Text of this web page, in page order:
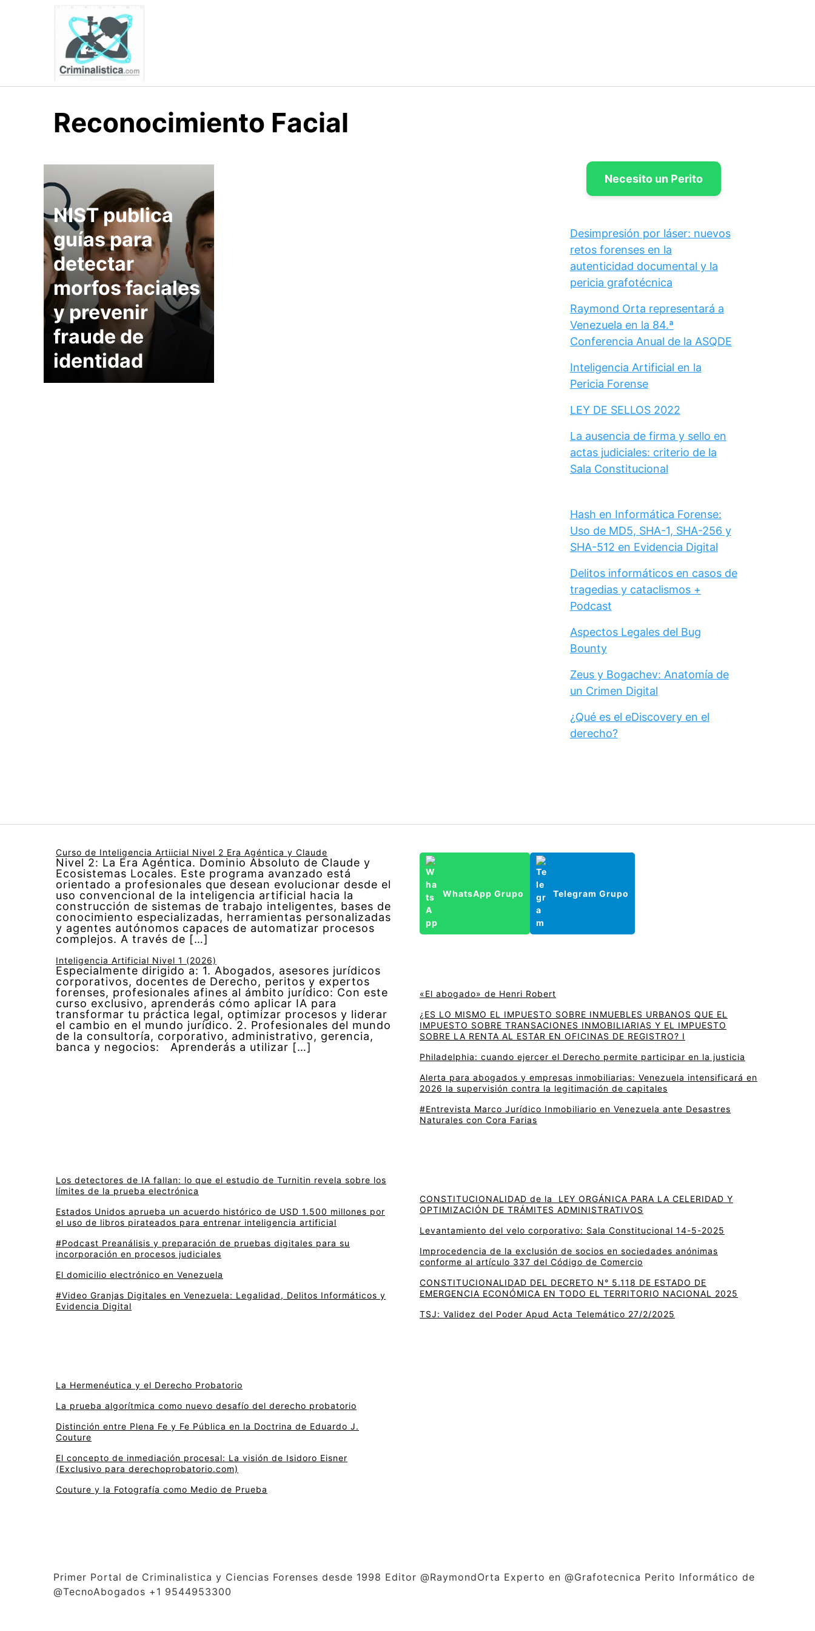
Reconocimiento Facial
NIST publica
guías para
detectar
morfos faciales
y prevenir
fraude de
identidad
Necesito un Perito
Desimpresión por láser: nuevos
retos forenses en la
autenticidad documental y la
pericia grafotécnica
Raymond Orta representará a
Venezuela en la 84.ª
Conferencia Anual de la ASQDE
Inteligencia Artificial en la
Pericia Forense
LEY DE SELLOS 2022
La ausencia de firma y sello en
actas judiciales: criterio de la
Sala Constitucional
Hash en Informática Forense:
Uso de MD5, SHA-1, SHA-256 y
SHA-512 en Evidencia Digital
Delitos informáticos en casos de
tragedias y cataclismos +
Podcast
Aspectos Legales del Bug
Bounty
Zeus y Bogachev: Anatomía de
un Crimen Digital
¿Qué es el eDiscovery en el
derecho?
Curso de Inteligencia Artiicial Nivel 2 Era Agéntica y Claude
Nivel 2: La Era Agéntica. Dominio Absoluto de Claude y
Ecosistemas Locales. Este programa avanzado está
orientado a profesionales que desean evolucionar desde el
uso convencional de la inteligencia artificial hacia la
construcción de sistemas de trabajo inteligentes, bases de
conocimiento especializadas, herramientas personalizadas
y agentes autónomos capaces de automatizar procesos
complejos. A través de […]
Inteligencia Artificial Nivel 1 (2026)
Especialmente dirigido a: 1. Abogados, asesores jurídicos
corporativos, docentes de Derecho, peritos y expertos
forenses, profesionales afines al ámbito jurídico: Con este
curso exclusivo, aprenderás cómo aplicar IA para
transformar tu práctica legal, optimizar procesos y liderar
el cambio en el mundo jurídico. 2. Profesionales del mundo
de la consultoría, corporativo, administrativo, gerencia,
banca y negocios: Aprenderás a utilizar […]
Los detectores de IA fallan: lo que el estudio de Turnitin revela sobre los
límites de la prueba electrónica
Estados Unidos aprueba un acuerdo histórico de USD 1.500 millones por
el uso de libros pirateados para entrenar inteligencia artificial
#Podcast Preanálisis y preparación de pruebas digitales para su
incorporación en procesos judiciales
El domicilio electrónico en Venezuela
#Video Granjas Digitales en Venezuela: Legalidad, Delitos Informáticos y
Evidencia Digital
La Hermenéutica y el Derecho Probatorio
La prueba algorítmica como nuevo desafío del derecho probatorio
Distinción entre Plena Fe y Fe Pública en la Doctrina de Eduardo J.
Couture
El concepto de inmediación procesal: La visión de Isidoro Eisner
(Exclusivo para derechoprobatorio.com)
Couture y la Fotografía como Medio de Prueba
WhatsApp Grupo Telegram Grupo
«El abogado» de Henri Robert
¿ES LO MISMO EL IMPUESTO SOBRE INMUEBLES URBANOS QUE EL
IMPUESTO SOBRE TRANSACIONES INMOBILIARIAS Y EL IMPUESTO
SOBRE LA RENTA AL ESTAR EN OFICINAS DE REGISTRO? I
Philadelphia: cuando ejercer el Derecho permite participar en la justicia
Alerta para abogados y empresas inmobiliarias: Venezuela intensificará en
2026 la supervisión contra la legitimación de capitales
#Entrevista Marco Jurídico Inmobiliario en Venezuela ante Desastres
Naturales con Cora Farias
CONSTITUCIONALIDAD de la LEY ORGÁNICA PARA LA CELERIDAD Y
OPTIMIZACIÓN DE TRÁMITES ADMINISTRATIVOS
Levantamiento del velo corporativo: Sala Constitucional 14-5-2025
Improcedencia de la exclusión de socios en sociedades anónimas
conforme al artículo 337 del Código de Comercio
CONSTITUCIONALIDAD DEL DECRETO N° 5.118 DE ESTADO DE
EMERGENCIA ECONÓMICA EN TODO EL TERRITORIO NACIONAL 2025
TSJ: Validez del Poder Apud Acta Telemático 27/2/2025
Primer Portal de Criminalistica y Ciencias Forenses desde 1998 Editor @RaymondOrta Experto en @Grafotecnica Perito Informático de
@TecnoAbogados +1 9544953300